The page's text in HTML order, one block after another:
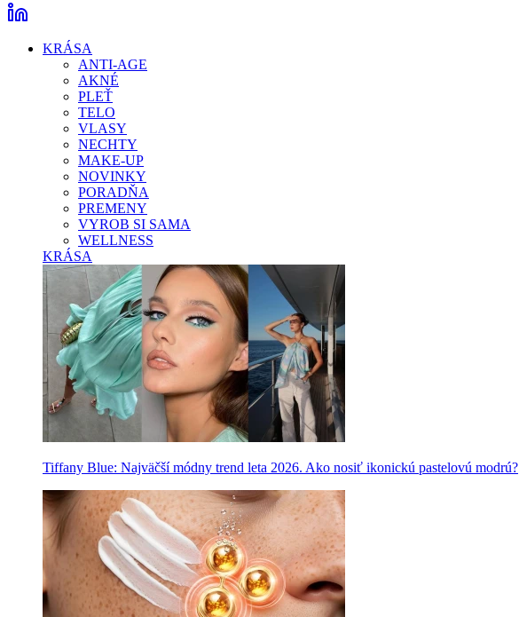
KRÁSA
ANTI-AGE
AKNÉ
PLEŤ
TELO
VLASY
NECHTY
MAKE-UP
NOVINKY
PORADŇA
PREMENY
VYROB SI SAMA
WELLNESS
KRÁSA
Tiffany Blue: Najväčší módny trend leta 2026. Ako nosiť ikonickú pastelovú modrú?